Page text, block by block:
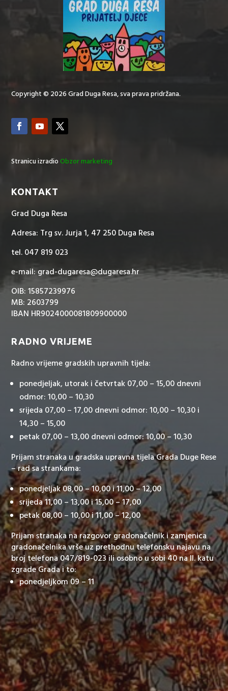
Copyright © 2026 Grad Duga Resa, sva prava pridržana.
Stranicu izradioObzor marketing
KONTAKT
Grad Duga Resa
Adresa: Trg sv. Jurja 1, 47 250 Duga Resa
tel. 047 819 023
e-mail: grad-dugaresa@dugaresa.hr
OIB: 15857239976
MB: 2603799
IBAN HR9024000081809900000
RADNO VRIJEME
Radno vrijeme gradskih upravnih tijela:
ponedjeljak, utorak i četvrtak 07,00 – 15,00 dnevni
odmor: 10,00 – 10,30
srijeda 07,00 – 17,00 dnevni odmor: 10,00 – 10,30 i
14,30 – 15,00
petak 07,00 – 13,00 dnevni odmor: 10,00 – 10,30
Prijam stranaka u gradska upravna tijela Grada Duge Rese
– rad sa strankama:
ponedjeljak 08,00 – 10,00 i 11,00 – 12,00
srijeda 11,00 – 13,00 i 15,00 – 17,00
petak 08,00 – 10,00 i 11,00 – 12,00
Prijam stranaka na razgovor gradonačelnik i zamjenica
gradonačelnika vrše uz prethodnu telefonsku najavu na
broj telefona 047/819-023 ili osobno u sobi 40 na II. katu
zgrade Grada i to:
ponedjeljkom 09 – 11